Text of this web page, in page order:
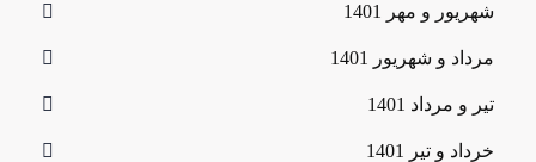
شهریور و مهر 1401
مرداد و شهریور 1401
تیر و مرداد 1401
خرداد و تیر 1401